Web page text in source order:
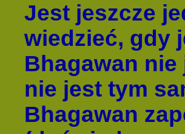
Jest jeszcze
wiedzieć, gdy
Bhagawan
nie jest tym
Bhagawan